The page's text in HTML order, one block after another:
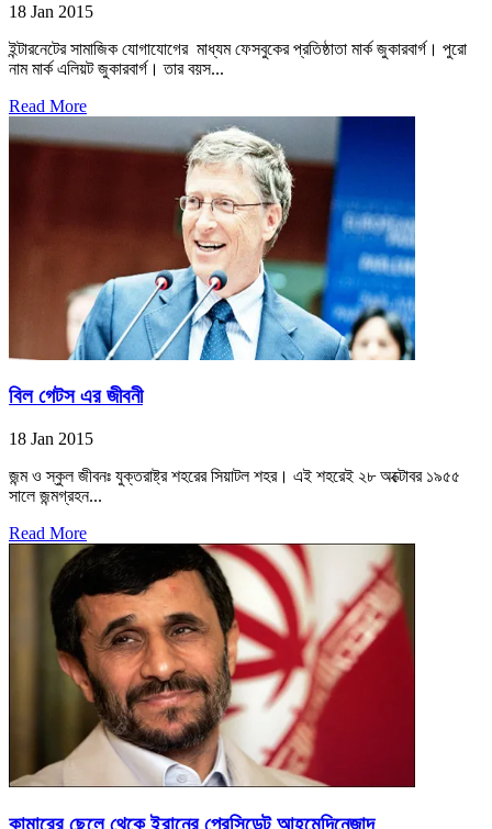
18 Jan 2015
ইন্টারনেটের সামাজিক যোগাযোগের মাধ্যম ফেসবুকের প্রতিষ্ঠাতা মার্ক জুকারবার্গ। পুরো
নাম মার্ক এলিয়ট জুকারবার্গ। তার বয়স...
Read More
বিল গেটস এর জীবনী
18 Jan 2015
জন্ম ও স্কুল জীবনঃ যুক্তরাষ্ট্র শহরের সিয়াটল শহর। এই শহরেই ২৮ অক্টোবর ১৯৫৫
সালে জন্মগ্রহন...
Read More
কামারের ছেলে থেকে ইরানের প্রেসিডেন্ট আহমেদিনেজাদ